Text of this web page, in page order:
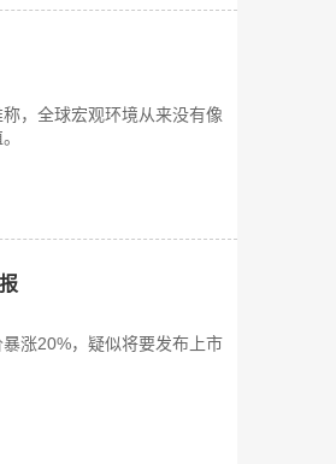
，全球宏观环境从来没有像
涨20%，疑似将要发布上市